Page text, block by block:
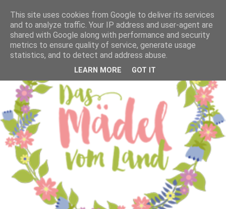
This site uses cookies from Google to deliver its services
and to analyze traffic. Your IP address and user-agent are
shared with Google along with performance and security
metrics to ensure quality of service, generate usage
statistics, and to detect and address abuse.
LEARN MORE GOT IT